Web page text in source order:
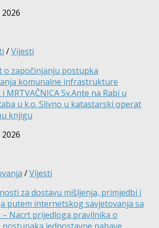
/Vijesti
o započinjanju postupka
komunalne infrastrukture
i MRTVAČNICA Sv.Ante na Rabi u
u k.o. Slivno u katastarski operat
knjigu
/Vijesti
za dostavu mišljenja, primjedbi i
putem internetskog savjetovanja sa
– Nacrt prijedloga pravilnika o